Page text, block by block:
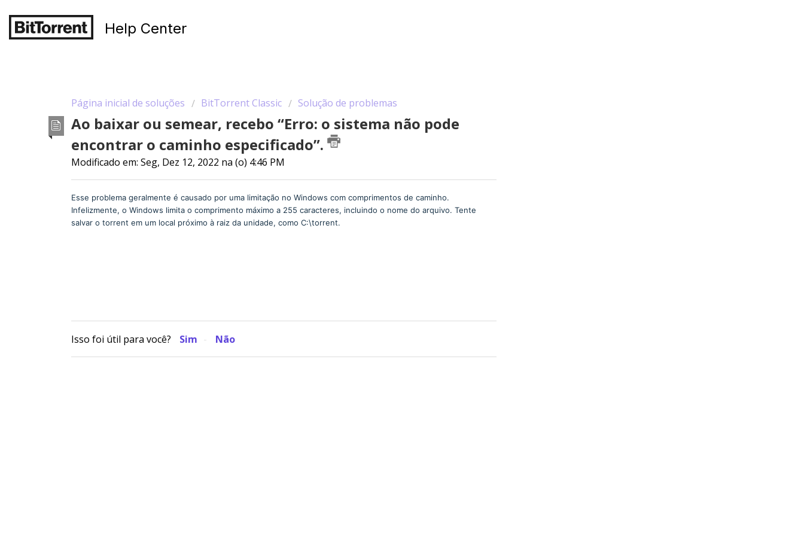
Help Center
Página inicial de soluções BitTorrent Classic Solução de problemas
Ao baixar ou semear, recebo “Erro: o sistema não pode
encontrar o caminho especificado”.
Modificado em: Seg, Dez 12, 2022 na (o) 4:46 PM
Esse problema geralmente é causado por uma limitação no Windows com comprimentos de caminho.
Infelizmente, o Windows limita o comprimento máximo a 255 caracteres, incluindo o nome do arquivo. Tente
salvar o torrent em um local próximo à raiz da unidade, como C:\torrent.
Isso foi útil para você? Sim Não